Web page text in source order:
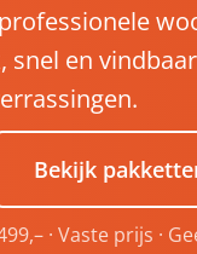
snel en
Bekijk
· Vaste prijs ·